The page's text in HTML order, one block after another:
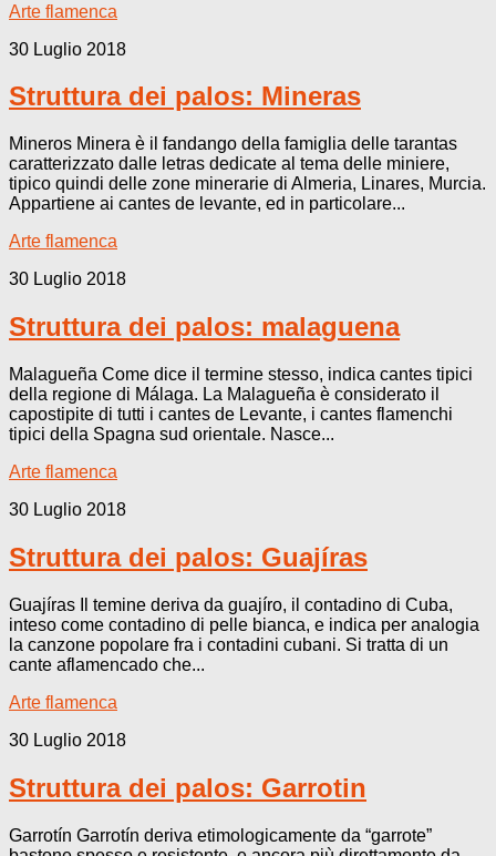
Arte flamenca
30 Luglio 2018
Struttura dei palos: Mineras
Mineros Minera è il fandango della famiglia delle tarantas
caratterizzato dalle letras dedicate al tema delle miniere,
tipico quindi delle zone minerarie di Almeria, Linares, Murcia.
Appartiene ai cantes de levante, ed in particolare...
Arte flamenca
30 Luglio 2018
Struttura dei palos: malaguena
Malagueña Come dice il termine stesso, indica cantes tipici
della regione di Málaga. La Malagueña è considerato il
capostipite di tutti i cantes de Levante, i cantes flamenchi
tipici della Spagna sud orientale. Nasce...
Arte flamenca
30 Luglio 2018
Struttura dei palos: Guajíras
Guajíras Il temine deriva da guajíro, il contadino di Cuba,
inteso come contadino di pelle bianca, e indica per analogia
la canzone popolare fra i contadini cubani. Si tratta di un
cante aflamencado che...
Arte flamenca
30 Luglio 2018
Struttura dei palos: Garrotin
Garrotín Garrotín deriva etimologicamente da “garrote”